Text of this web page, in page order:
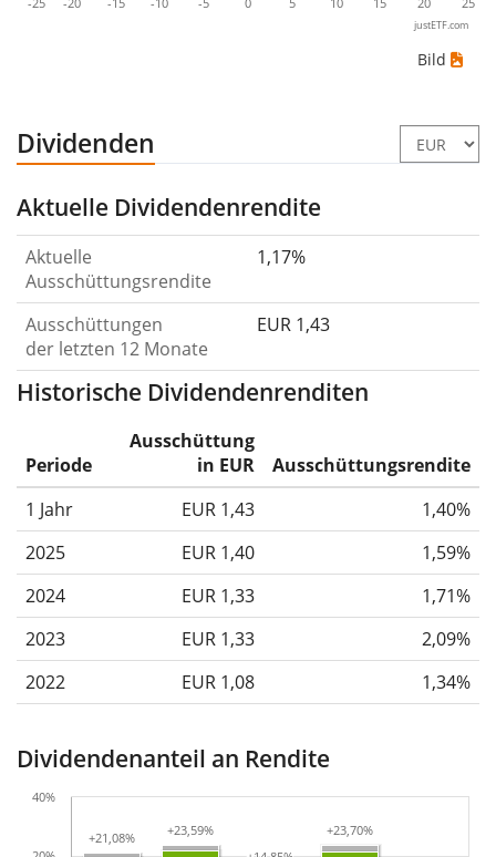
justETF.com
Bild
Dividenden
Aktuelle Dividendenrendite
Aktuelle
Ausschüttungsrendite
1,17%
Ausschüttungen
der letzten 12 Monate
EUR 1,43
Historische Dividendenrenditen
Periode
Ausschüttung
in EUR
Ausschüttungsrendite
1 Jahr
EUR 1,43
1,40%
2025
EUR 1,40
1,59%
2024
EUR 1,33
1,71%
2023
EUR 1,33
2,09%
2022
EUR 1,08 1,34%
Dividendenanteil an Rendite
+21,08%
+21,08% +23,59%
+23,59%
+23,70%
+23,70%
40%